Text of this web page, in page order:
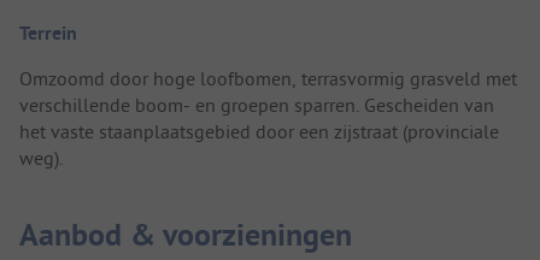
Terrein
Omzoomd door hoge loofbomen, terrasvormig grasveld met
verschillende boom- en groepen sparren. Gescheiden van
het vaste staanplaatsgebied door een zijstraat (provinciale
weg).
Aanbod & voorzieningen